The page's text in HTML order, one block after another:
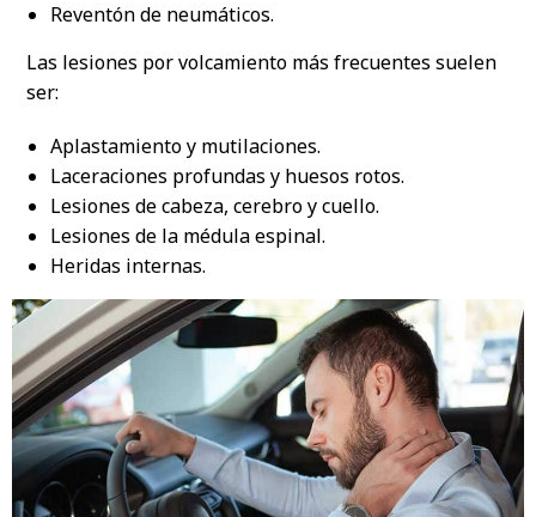
Reventón de neumáticos.
Las lesiones por volcamiento más frecuentes suelen
ser:
Aplastamiento y mutilaciones.
Laceraciones profundas y huesos rotos.
Lesiones de cabeza, cerebro y cuello.
Lesiones de la médula espinal.
Heridas internas.